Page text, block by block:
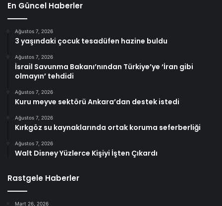
En Güncel Haberler
Ağustos 7, 2026
3 yaşındaki çocuk tesadüfen hazine buldu
Ağustos 7, 2026
İsrail Savunma Bakanı’nından Türkiye’ye ‘İran gibi
olmayın’ tehdidi
Ağustos 7, 2026
Kuru meyve sektörü Ankara’dan destek istedi
Ağustos 7, 2026
Kırkgöz su kaynaklarında ortak koruma seferberliği
Ağustos 7, 2026
Walt Disney Yüzlerce Kişiyi İşten Çıkardı
Rastgele Haberler
Mart 26, 2026